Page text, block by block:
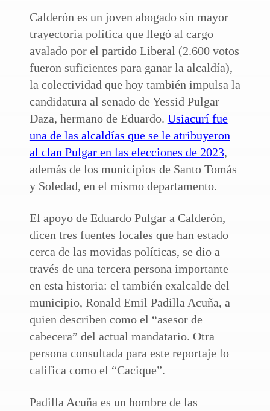
Calderón es un joven abogado sin mayor
trayectoria política que llegó al cargo
avalado por el partido Liberal (2.600 votos
fueron suficientes para ganar la alcaldía),
la colectividad que hoy también impulsa la
candidatura al senado de Yessid Pulgar
Daza, hermano de Eduardo. Usiacurí fue
una de las alcaldías que se le atribuyeron
al clan Pulgar en las elecciones de 2023,
además de los municipios de Santo Tomás
y Soledad, en el mismo departamento.
El apoyo de Eduardo Pulgar a Calderón,
dicen tres fuentes locales que han estado
cerca de las movidas políticas, se dio a
través de una tercera persona importante
en esta historia: el también exalcalde del
municipio, Ronald Emil Padilla Acuña, a
quien describen como el “asesor de
cabecera” del actual mandatario. Otra
persona consultada para este reportaje lo
califica como el “Cacique”.
Padilla Acuña es un hombre de las